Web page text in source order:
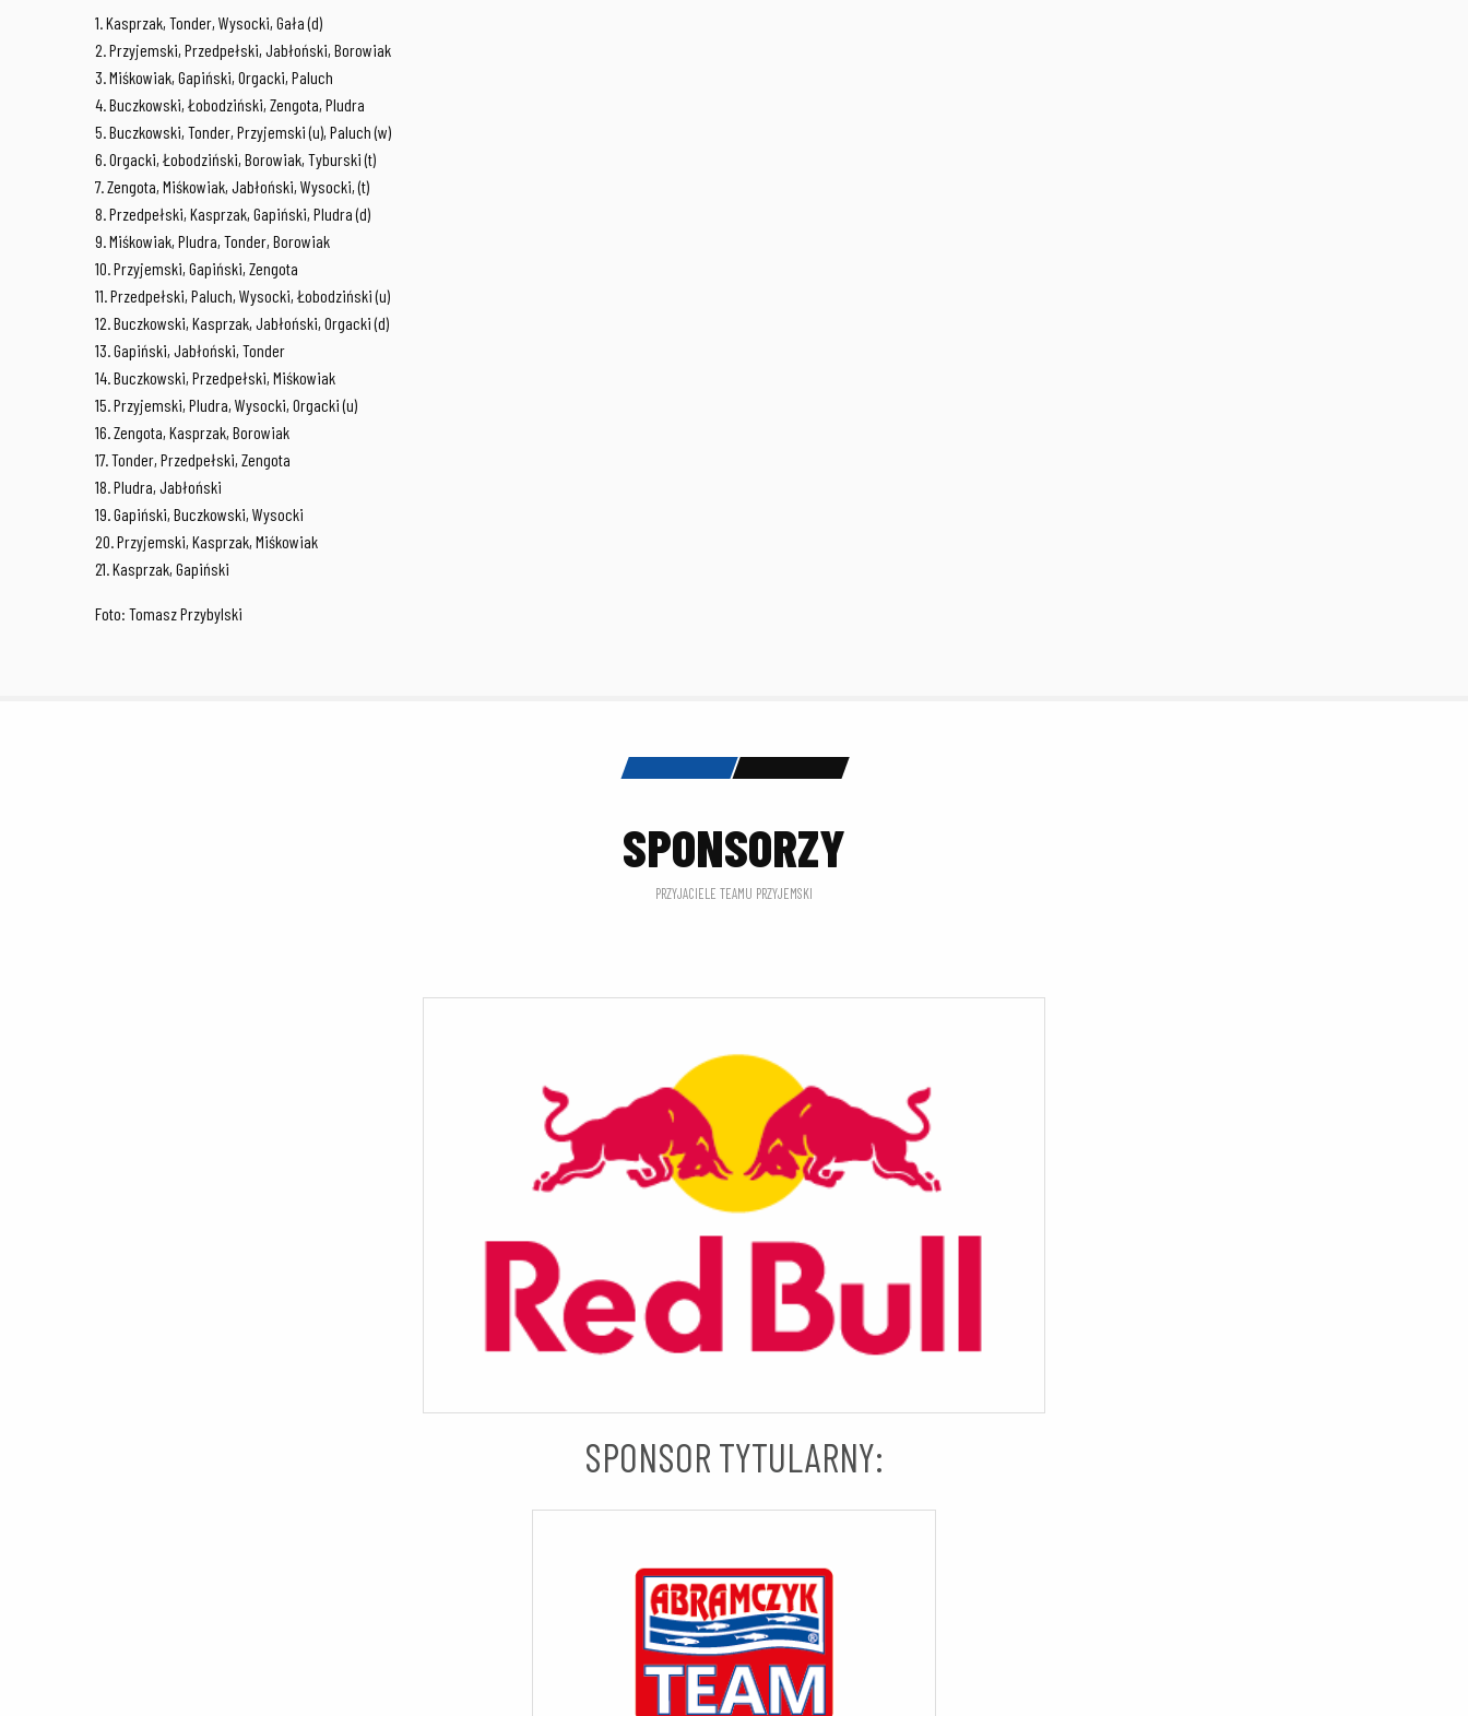
1. Kasprzak, Tonder, Wysocki, Gała (d)
2. Przyjemski, Przedpełski, Jabłoński, Borowiak
3. Miśkowiak, Gapiński, Orgacki, Paluch
4. Buczkowski, Łobodziński, Zengota, Pludra
5. Buczkowski, Tonder, Przyjemski (u), Paluch (w)
6. Orgacki, Łobodziński, Borowiak, Tyburski (t)
7. Zengota, Miśkowiak, Jabłoński, Wysocki, (t)
8. Przedpełski, Kasprzak, Gapiński, Pludra (d)
9. Miśkowiak, Pludra, Tonder, Borowiak
10. Przyjemski, Gapiński, Zengota
11. Przedpełski, Paluch, Wysocki, Łobodziński (u)
12. Buczkowski, Kasprzak, Jabłoński, Orgacki (d)
13. Gapiński, Jabłoński, Tonder
14. Buczkowski, Przedpełski, Miśkowiak
15. Przyjemski, Pludra, Wysocki, Orgacki (u)
16. Zengota, Kasprzak, Borowiak
17. Tonder, Przedpełski, Zengota
18. Pludra, Jabłoński
19. Gapiński, Buczkowski, Wysocki
20. Przyjemski, Kasprzak, Miśkowiak
21. Kasprzak, Gapiński
Foto: Tomasz Przybylski
SPONSORZY
PRZYJACIELE TEAMU PRZYJEMSKI
SPONSOR TYTULARNY: